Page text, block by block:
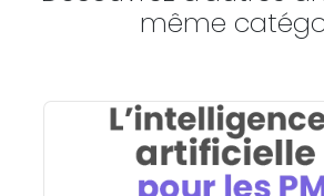
même